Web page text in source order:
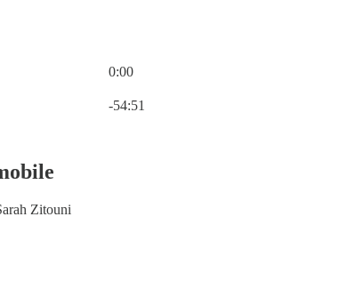
0:00
-54:51
Zitouni